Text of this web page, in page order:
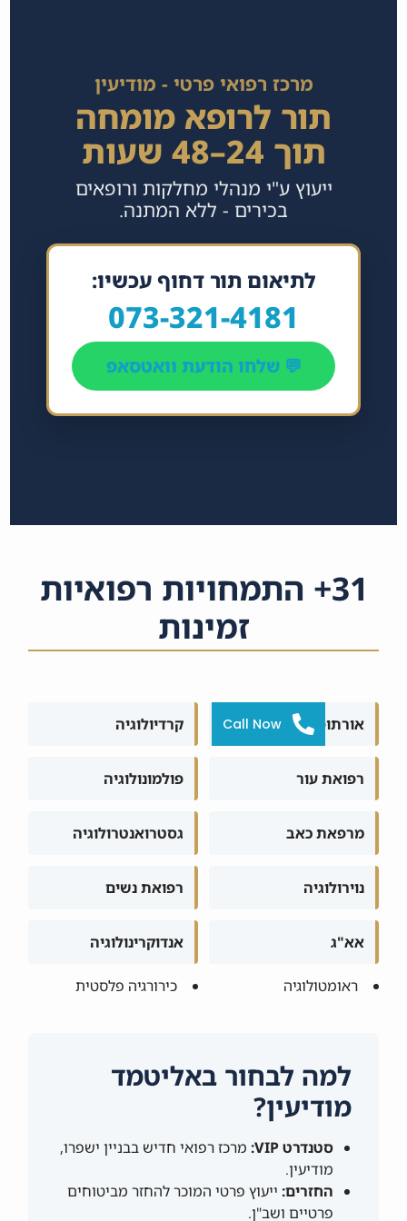
מרכז רפואי פרטי - מודיעין
תור לרופא מומחה
תוך 24–48 שעות
ייעוץ ע"י מנהלי מחלקות ורופאים
בכירים - ללא המתנה.
לתיאום תור דחוף עכשיו:
073-321-4181
💬 שלחו הודעת וואטסאפ
31+ התמחויות רפואיות
זמינות
אורתופדיה קרדיולוגיה
רפואת עור פולמונולוגיה
מרפאת כאב גסטרואנטרולוגיה
נוירולוגיה רפואת נשים
אא"ג אנדוקרינולוגיה
ראומטולוגיה כירורגיה פלסטית
למה לבחור באליטמד
מודיעין?
סטנדרט VIP:
מרכז רפואי חדיש בבניין ישפרו,
מודיעין.
החזרים: ייעוץ פרטי המוכר להחזר מביטוחים
פרטיים ושב"ן.
Call Now